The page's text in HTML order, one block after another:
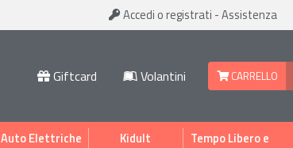
Accedi o registrati -Assistenza
Giftcard Volantini CARRELLO
Auto Elettriche Kidult
Tempo Libero e